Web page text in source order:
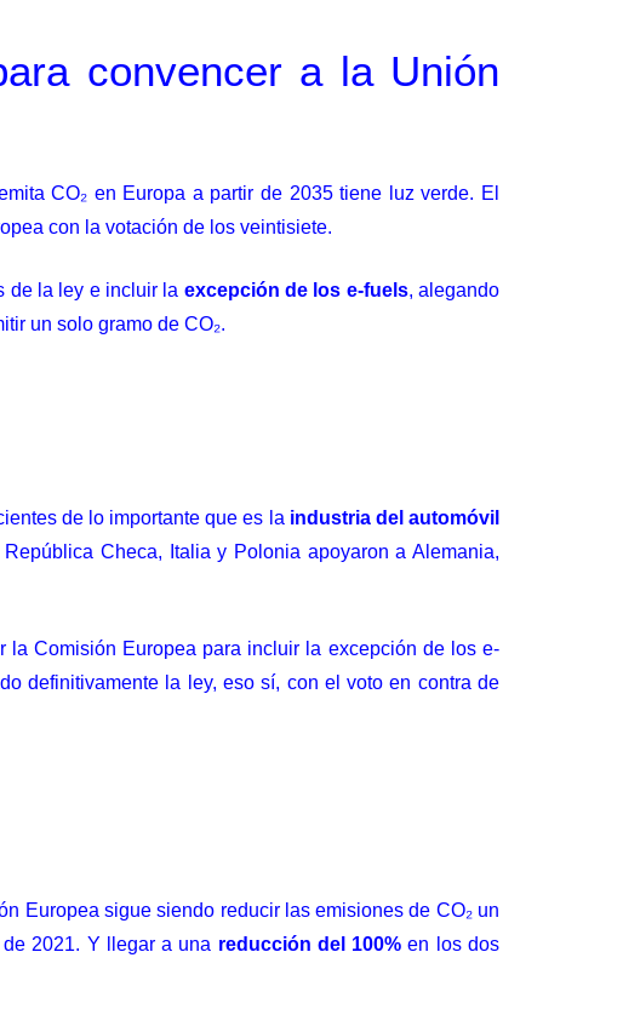
convencer a la Unión
CO₂ en Europa a partir de 2035 tiene luz verde. El
con la votación de los veintisiete.
de la ley e incluir la excepción de los e-fuels, alegando
un solo gramo de CO₂.
de lo importante que es la industria del automóvil
Checa, Italia y Polonia apoyaron a Alemania,
Comisión Europea para incluir la excepción de los e-
definitivamente la ley, eso sí, con el voto en contra de
Europea sigue siendo reducir las emisiones de CO₂ un
2021. Y llegar a una reducción del 100% en los dos